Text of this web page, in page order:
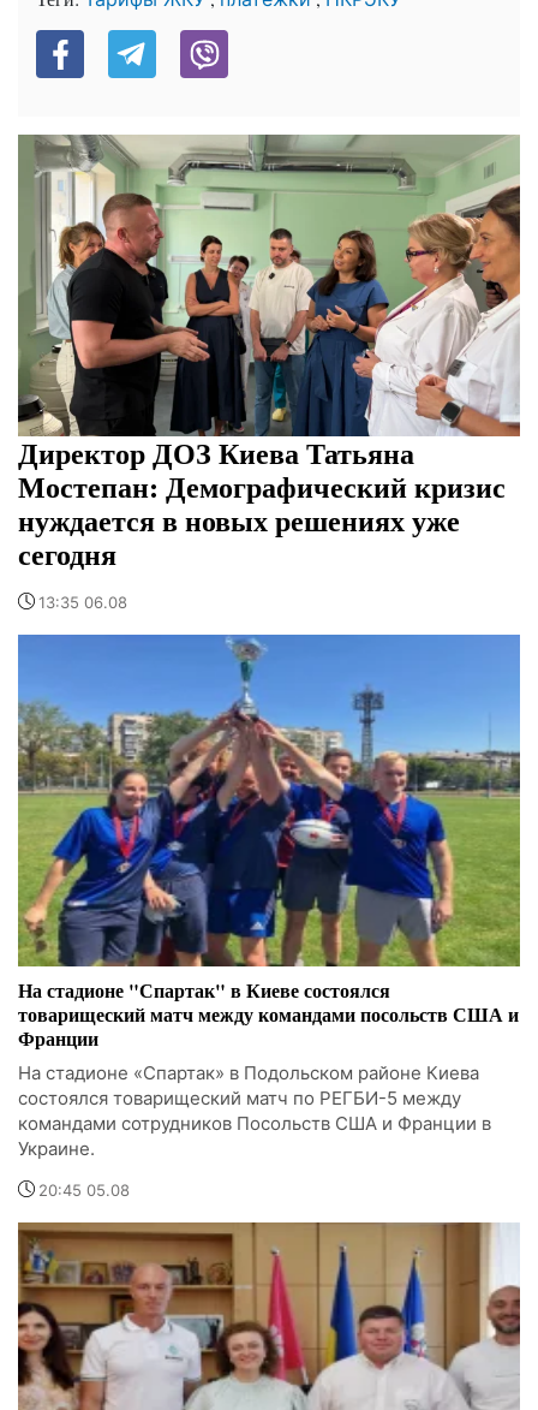
Директор ДОЗ Киева Татьяна
Мостепан: Демографический кризис
нуждается в новых решениях уже
сегодня
13:35 06.08
На стадионе "Спартак" в Киеве состоялся
товарищеский матч между командами посольств США и
Франции
На стадионе «Спартак» в Подольском районе Киева
состоялся товарищеский матч по РЕГБИ-5 между
командами сотрудников Посольств США и Франции в
Украине.
20:45 05.08